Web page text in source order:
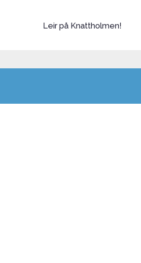
Leir på Knattholmen!